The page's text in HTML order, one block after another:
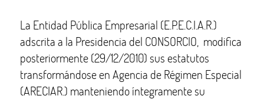
La Entidad Pública Empresarial (E.P.E.C.I.A.R.)
adscrita a la Presidencia del CONSORCIO, modifica
posteriormente (29/12/2010) sus estatutos
transformándose en Agencia de Régimen Especial
(ARECIAR.) manteniendo íntegramente su